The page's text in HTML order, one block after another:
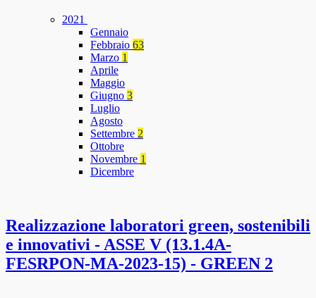
2021
Gennaio
Febbraio 63
Marzo 1
Aprile
Maggio
Giugno 3
Luglio
Agosto
Settembre 2
Ottobre
Novembre 1
Dicembre
Realizzazione laboratori green, sostenibili
e innovativi - ASSE V (13.1.4A-
FESRPON-MA-2023-15) - GREEN 2